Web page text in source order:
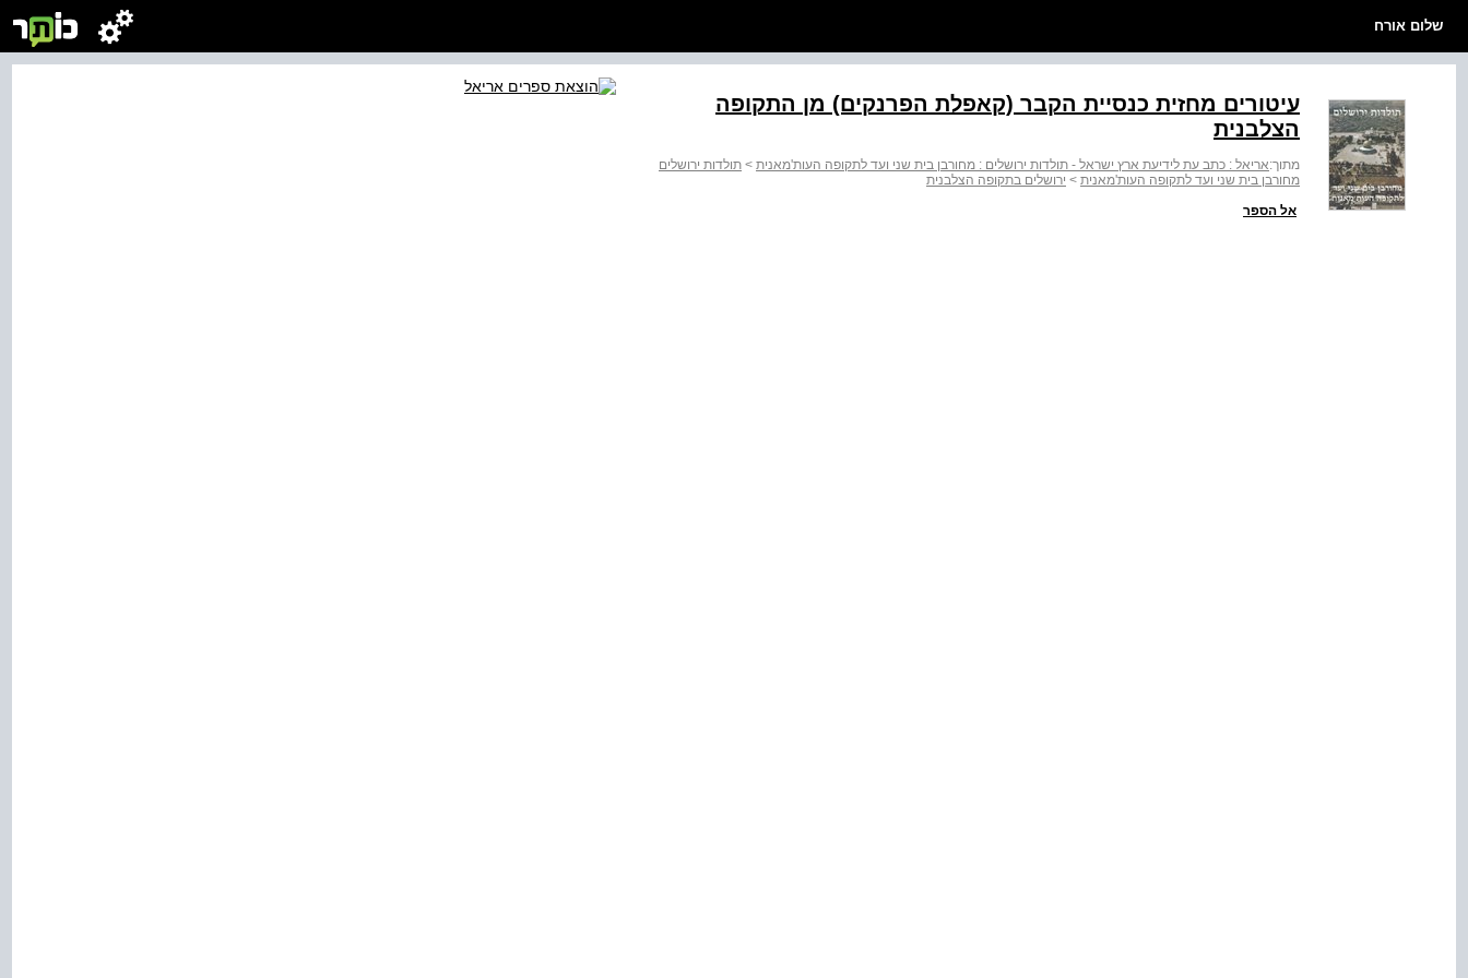
שלום אורח
עיטורים מחזית כנסיית הקבר (קאפלת הפרנקים) מן התקופה
הצלבנית
מתוך:אריאל : כתב עת לידיעת ארץ ישראל - תולדות ירושלים : מחורבן בית שני ועד לתקופה העות'מאנית > תולדות ירושלים
מחורבן בית שני ועד לתקופה העות'מאנית > ירושלים בתקופה הצלבנית
אל הספר